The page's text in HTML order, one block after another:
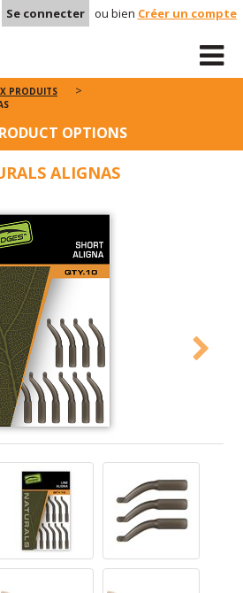
Se connecter ou bien Créer un compte
PRODUITS
OPTIONS
ALIGNAS